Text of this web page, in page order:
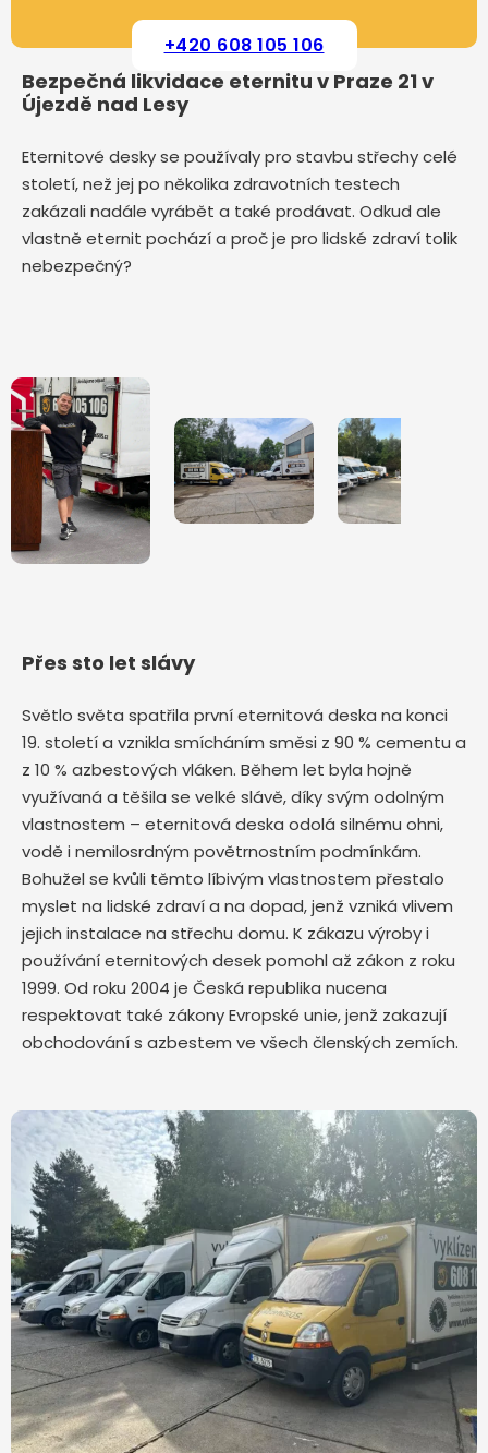
+420 608 105 106
Bezpečná likvidace eternitu v Praze 21 v
Újezdě nad Lesy
Eternitové desky se používaly pro stavbu střechy celé
století, než jej po několika zdravotních testech
zakázali nadále vyrábět a také prodávat. Odkud ale
vlastně eternit pochází a proč je pro lidské zdraví tolik
nebezpečný?
Přes sto let slávy
Světlo světa spatřila první eternitová deska na konci
19. století a vznikla smícháním směsi z 90 % cementu a
z 10 % azbestových vláken. Během let byla hojně
využívaná a těšila se velké slávě, díky svým odolným
vlastnostem – eternitová deska odolá silnému ohni,
vodě i nemilosrdným povětrnostním podmínkám.
Bohužel se kvůli těmto líbivým vlastnostem přestalo
myslet na lidské zdraví a na dopad, jenž vzniká vlivem
jejich instalace na střechu domu. K zákazu výroby i
používání eternitových desek pomohl až zákon z roku
1999. Od roku 2004 je Česká republika nucena
respektovat také zákony Evropské unie, jenž zakazují
obchodování s azbestem ve všech členských zemích.